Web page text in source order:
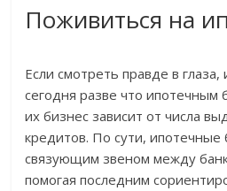
Поживиться на
Если смотреть правде в глаза,
сегодня разве что
их бизнес зависит от числа
кредитов. По сути, ипотечные
связующим звеном между
помогая последним